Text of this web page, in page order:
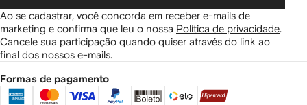
Ao se cadastrar, você concorda em receber e-mails de
marketing e confirma que leu o nossa Política de privacidade
Cancele sua participação quando quiser através do link ao
final dos nossos e-mails.
Formas de pagamento